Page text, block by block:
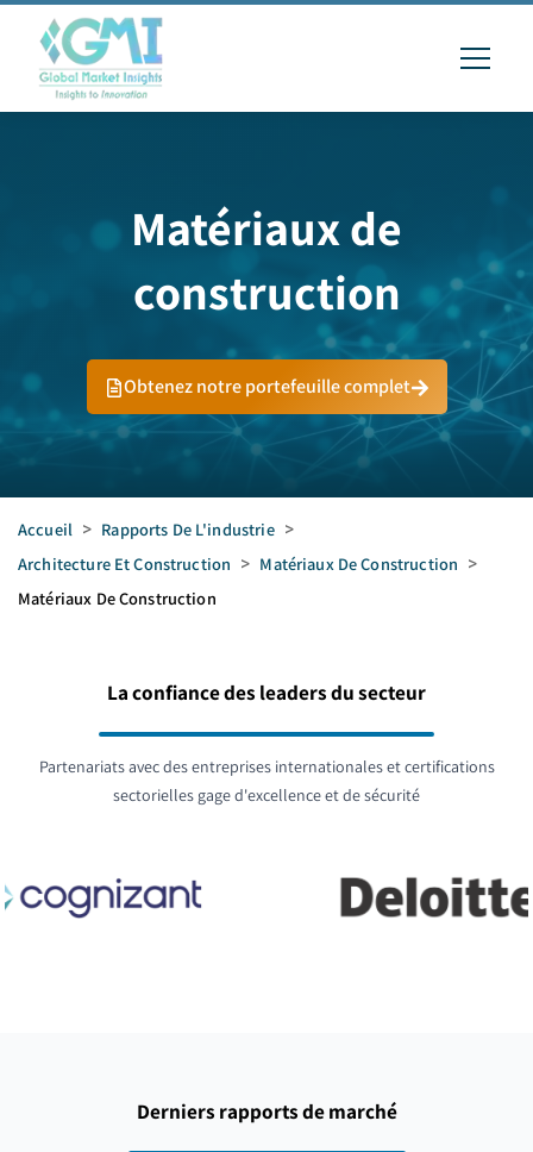
Matériaux de
construction
Obtenez notre portefeuille complet
Accueil > Rapports De L'industrie >
Architecture Et Construction > Matériaux De Construction >
Matériaux De Construction
La confiance des leaders du secteur
Partenariats avec des entreprises internationales et certifications
sectorielles gage d'excellence et de sécurité
Derniers rapports de marché